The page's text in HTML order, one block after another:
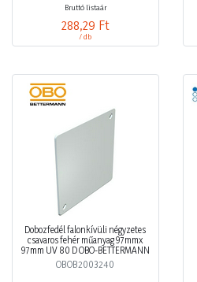
Bruttó listaár
288,29 Ft
/ db
Dobozfedél falonkívüli négyzetes
csavaros fehér műanyag 97mmx
97mm UV 80 D OBO-BETTERMANN
OBOB2003240